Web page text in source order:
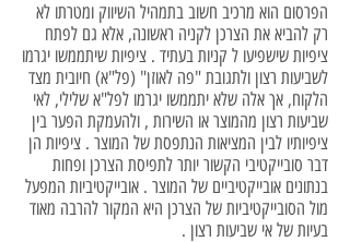
הפרסום הוא מרכיב חשוב בתמהיל השיווק ומטרתו לא
רק להביא את הצרכן לקניה ראשונה, אלא גם לפתח
ציפיות שישפיעו ל קניות בעתיד . ציפיות שיתממשו יגרמו
לשביעות רצון ולתגובת "פה לאוזן" (פל"א) חיובית מצד
הלקוח, אך אלה שלא יתממשו יגרמו לפל"א שלילי, לאי
שביעות רצון מהמוצר או השירות , ולהעמקת הפער בין
ציפיותיו לבין המציאות הנתפסת של המוצר . ציפיות הן
דבר סובייקטיבי הקשור יותר לתפיסת הצרכן ופחות
בנתונים אובייקטיביים של המוצר . אובייקטיביות המפעל
מול הסובייקטיביות של הצרכן היא המקור להרבה מאוד
בעיות של אי שביעות רצון .